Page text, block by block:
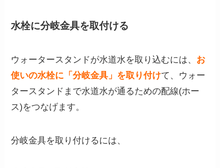
水栓に分岐金具を取付ける
ウォータースタンドが水道水を取り込むには、 お
使いの水栓に「分岐金具」を取り付けて、ウォー
タースタンドまで水道水が通るための配線(ホー
ス)をつなげます。
分岐金具を取り付けるには、